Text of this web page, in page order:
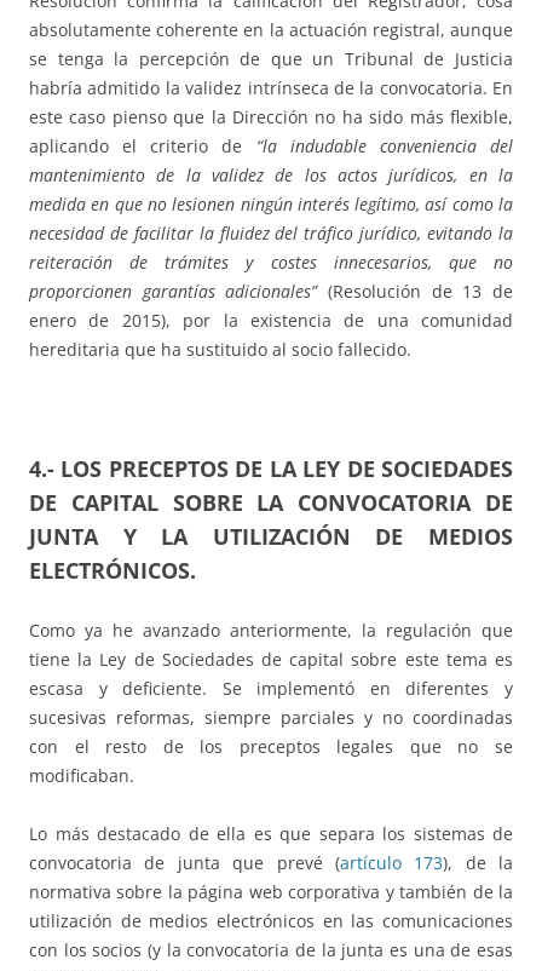
absolutamente coherente en la actuación registral, aunque
se tenga la percepción de que un Tribunal de Justicia
habría admitido la validez intrínseca de la convocatoria. En
este caso pienso que la Dirección no ha sido más flexible,
aplicando el criterio de “la indudable conveniencia del
mantenimiento de la validez de los actos jurídicos, en la
medida en que no lesionen ningún interés legítimo, así como la
necesidad de facilitar la fluidez del tráfico jurídico, evitando la
reiteración de trámites y costes innecesarios, que no
proporcionen garantías adicionales”(Resolución de 13 de
enero de 2015), por la existencia de una comunidad
hereditaria que ha sustituido al socio fallecido.
4.- LOS PRECEPTOS DE LA LEY DE SOCIEDADES
DE CAPITAL SOBRE LA CONVOCATORIA DE
JUNTA Y LA UTILIZACIÓN DE MEDIOS
ELECTRÓNICOS.
Como ya he avanzado anteriormente, la regulación que
tiene la Ley de Sociedades de capital sobre este tema es
escasa y deficiente. Se implementó en diferentes y
sucesivas reformas, siempre parciales y no coordinadas
con el resto de los preceptos legales que no se
modificaban.
Lo más destacado de ella es que separa los sistemas de
convocatoria de junta que prevé (artículo 173), de la
normativa sobre la página web corporativa y también de la
utilización de medios electrónicos en las comunicaciones
con los socios (y la convocatoria de la junta es una de esas